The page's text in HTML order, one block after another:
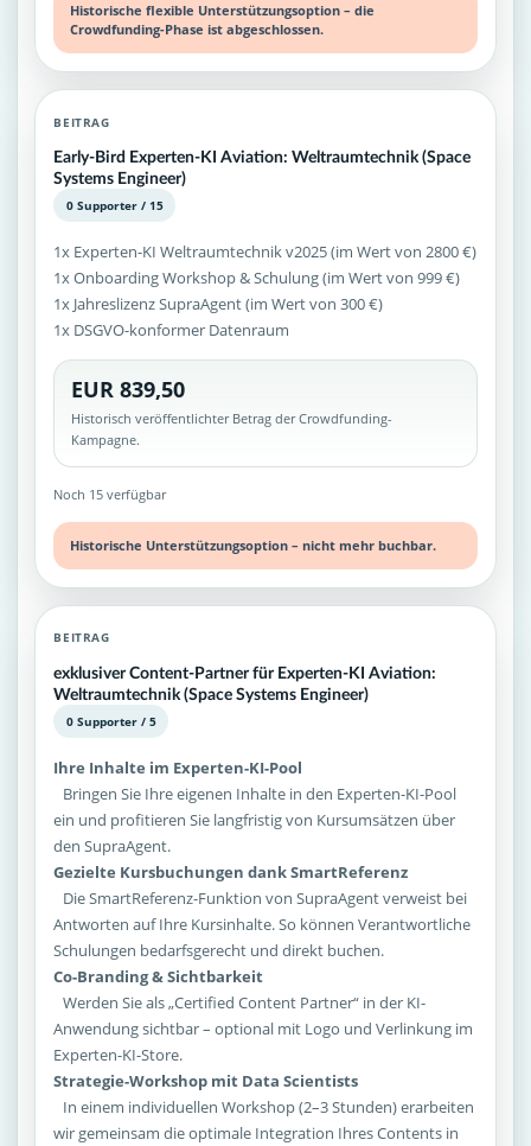
Historische flexible Unterstützungsoption – die
Crowdfunding-Phase ist abgeschlossen.
BEITRAG
Early-Bird Experten-KI Aviation: Weltraumtechnik (Space
Systems Engineer)
0 Supporter / 15
1x Experten-KI Weltraumtechnik v2025 (im Wert von 2800 €)
1x Onboarding Workshop & Schulung (im Wert von 999 €)
1x Jahreslizenz SupraAgent (im Wert von 300 €)
1x DSGVO-konformer Datenraum
EUR 839,50
Historisch veröffentlichter Betrag der Crowdfunding-
Kampagne.
Noch 15 verfügbar
Historische Unterstützungsoption – nicht mehr buchbar.
BEITRAG
exklusiver Content-Partner für Experten-KI Aviation:
Weltraumtechnik (Space Systems Engineer)
0 Supporter / 5
Ihre Inhalte im Experten-KI-Pool
Bringen Sie Ihre eigenen Inhalte in den Experten-KI-Pool
ein und profitieren Sie langfristig von Kursumsätzen über
den SupraAgent.
Gezielte Kursbuchungen dank SmartReferenz
Die SmartReferenz-Funktion von SupraAgent verweist bei
Antworten auf Ihre Kursinhalte. So können Verantwortliche
Schulungen bedarfsgerecht und direkt buchen.
Co-Branding & Sichtbarkeit
Werden Sie als „Certified Content Partner“ in der KI-
Anwendung sichtbar – optional mit Logo und Verlinkung im
Experten-KI-Store.
Strategie-Workshop mit Data Scientists
In einem individuellen Workshop (2–3 Stunden) erarbeiten
wir gemeinsam die optimale Integration Ihres Contents in